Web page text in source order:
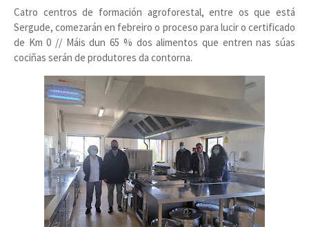
Catro centros de formación agroforestal, entre os que está
Sergude, comezarán en febreiro o proceso para lucir o certificado
de Km 0 // Máis dun 65 % dos alimentos que entren nas súas
cociñas serán de produtores da contorna.